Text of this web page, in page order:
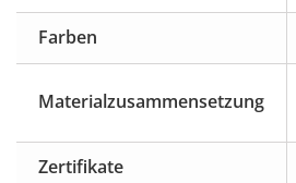
Farben
Materialzusammensetzung
Zertifikate